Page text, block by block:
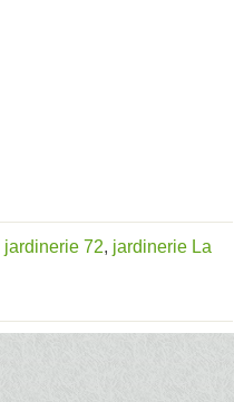
jardinerie 72, jardinerie La